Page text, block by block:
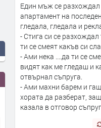
Един мъж се разхождал
апартамент на
гледала, гледала и
- Стига си се
ти се смеят какъв си
- Ами нека ....да ти се
видят как ме гледаш и
отвърнал съпруга.
- Ами махни барем и
хората да разберат,
казала в отговор